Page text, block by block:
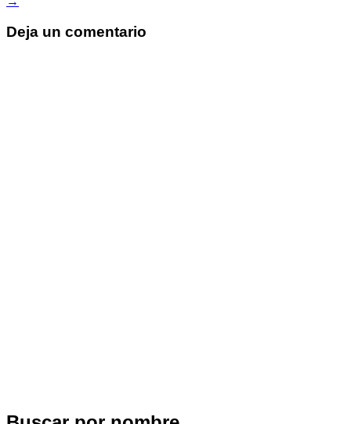
entradas
Deja un comentario